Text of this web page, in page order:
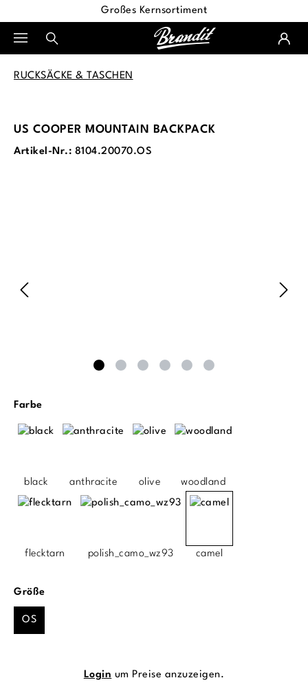
Großes Kernsortiment
RUCKSÄCKE & TASCHEN
US COOPER MOUNTAIN BACKPACK
Artikel-Nr.: 8104.20070.OS
Farbeauswählen
black anthracite olive woodland
flecktarn polish_camo_wz93 camel
Größeauswählen
OS
Login um Preise anzuzeigen.